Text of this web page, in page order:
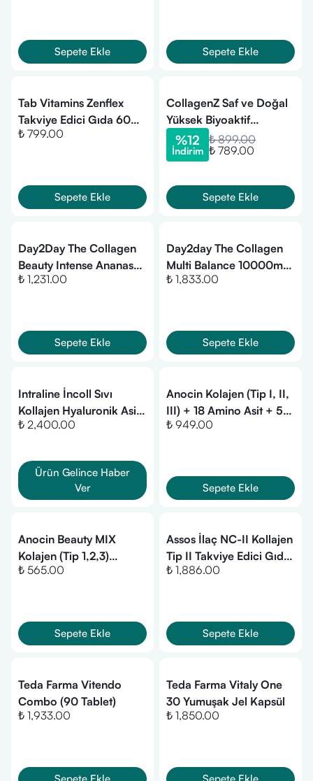
Sepete Ekle Sepete Ekle
Tab Vitamins Zenflex
Takviye Edici Gıda 60
Tablet
₺ 799.00
Sepete Ekle
CollagenZ Saf ve Doğal
Yüksek Biyoaktif
Kolajen-450 gr
%12
İndirim
₺ 899.00
₺ 789.00
Sepete Ekle
Day2Day The Collagen
Beauty Intense Ananas
Aromalı 45 Saşe
₺ 1,231.00
Sepete Ekle
Day2day The Collagen
Multi Balance 10000mg
45 Doz 540gr
₺ 1,833.00
Sepete Ekle
Intraline İncoll Sıvı
Kollajen Hyaluronik Asit,
Devils Claw içerikli
₺ 2,400.00
Ürün Gelince Haber
Ver
Anocin Kolajen (Tip I, II,
III) + 18 Amino Asit + 5
Vitamin + 2 Milyar
₺ 949.00
Sepete Ekle
Anocin Beauty MIX
Kolajen (Tip 1,2,3)
Elastin, Biotin, Çinko, C
₺ 565.00
Sepete Ekle
Assos İlaç NC-II Kollajen
Tip II Takviye Edici Gıda
30 Kapsül
₺ 1,886.00
Sepete Ekle
Teda Farma Vitendo
Combo (90 Tablet)
₺ 1,933.00
Teda Farma Vitaly One
30 Yumuşak Jel Kapsül
₺ 1,850.00